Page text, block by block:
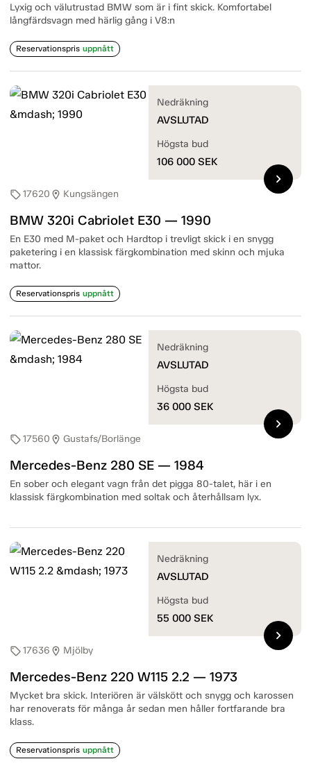
Lyxig och välutrustad BMW som är i fint skick. Komfortabel
långfärdsvagn med härlig gång i V8:n
Reservationspris uppnått
sell17620 location_on Kungsängen
BMW 320i Cabriolet E30 — 1990
En E30 med M-paket och Hardtop i trevligt skick i en snygg
paketering i en klassisk färgkombination med skinn och mjuka
mattor.
Reservationspris uppnått
Nedräkning
AVSLUTAD
Högsta bud
106 000 SEK
chevron_right
sell17560 location_on Gustafs/Borlänge
Mercedes-Benz 280 SE — 1984
En sober och elegant vagn från det pigga 80-talet, här i en
klassisk färgkombination med soltak och återhållsam lyx.
Nedräkning
AVSLUTAD
Högsta bud
36 000 SEK
chevron_right
sell17636 location_on Mjölby
Mercedes-Benz 220 W115 2.2 — 1973
Mycket bra skick. Interiören är välskött och snygg och karossen
har renoverats för många år sedan men håller fortfarande bra
klass.
Reservationspris uppnått
Nedräkning
AVSLUTAD
Högsta bud
55 000 SEK
chevron_right